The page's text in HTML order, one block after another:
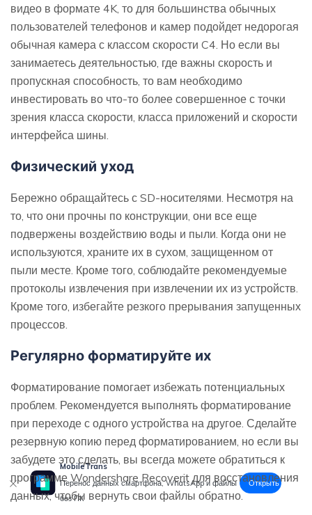
видео в формате 4K, то для большинства обычных
пользователей телефонов и камер подойдет недорогая
обычная камера с классом скорости C4. Но если вы
занимаетесь деятельностью, где важны скорость и
пропускная способность, то вам необходимо
инвестировать во что-то более совершенное с точки
зрения класса скорости, класса приложений и скорости
интерфейса шины.
Физический уход
Бережно обращайтесь с SD-носителями. Несмотря на
то, что они прочны по конструкции, они все еще
подвержены воздействию воды и пыли. Когда они не
используются, храните их в сухом, защищенном от
пыли месте. Кроме того, соблюдайте рекомендуемые
протоколы извлечения при извлечении их из устройств.
Кроме того, избегайте резкого прерывания запущенных
процессов.
Регулярно форматируйте их
Форматирование помогает избежать потенциальных
проблем. Рекомендуется выполнять форматирование
при переходе с одного устройства на другое. Сделайте
резервную копию перед форматированием, но если вы
забудете это сделать, вы всегда можете обратиться к
программе Wondershare Recoverit для восстановления
данных, чтобы вернуть свои файлы обратно.
MobileTrans
Перенос данных смартфона, WhatsApp и файлы
без ПК
Открыть